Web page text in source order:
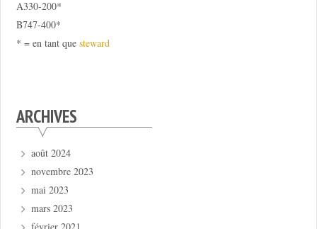
A330-200*
B747-400*
* = en tant que steward
ARCHIVES
août 2024
novembre 2023
mai 2023
mars 2023
février 2021